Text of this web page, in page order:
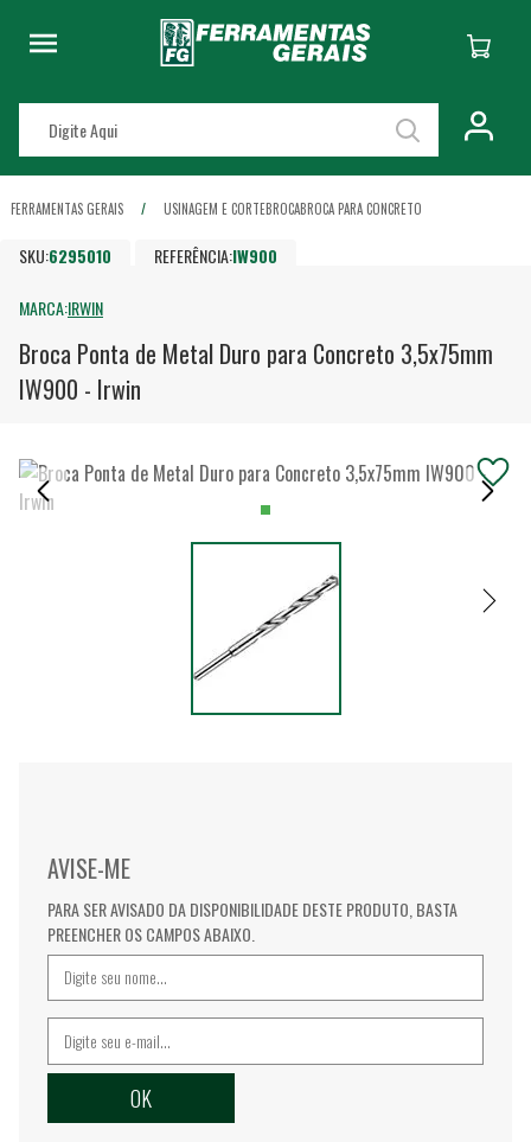
FERRAMENTAS GERAIS USINAGEM E CORTEBROCABROCA PARA CONCRETO
SKU:6295010 REFERÊNCIA:IW900
MARCA:IRWIN
Broca Ponta de Metal Duro para Concreto 3,5x75mm
IW900 - Irwin
AVISE-ME
PARA SER AVISADO DA DISPONIBILIDADE DESTE PRODUTO, BASTA
PREENCHER OS CAMPOS ABAIXO.